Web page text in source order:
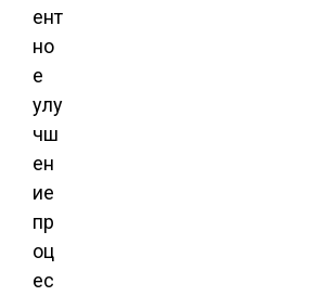
ент
но
е
улу
чш
ен
ие
пр
оц
ес